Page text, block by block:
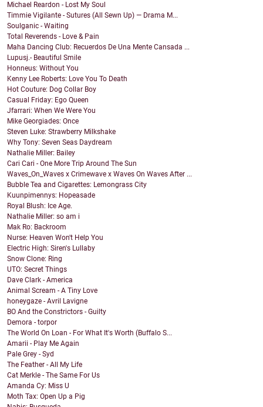
Michael Reardon - Lost My Soul
Timmie Vigilante - Sutures (All Sewn Up) — Drama M...
Soulganic - Waiting
Total Reverends - Love & Pain
Maha Dancing Club: Recuerdos De Una Mente Cansada ...
Lupusj.- Beautiful Smile
Honneus: Without You
Kenny Lee Roberts: Love You To Death
Hot Couture: Dog Collar Boy
Casual Friday: Ego Queen
Jfarrari: When We Were You
Mike Georgiades: Once
Steven Luke: Strawberry Milkshake
Why Tony: Seven Seas Daydream
Nathalie Miller: Bailey
Cari Cari - One More Trip Around The Sun
Waves_On_Waves x Crimewave x Waves On Waves After ...
Bubble Tea and Cigarettes: Lemongrass City
Kuunpimennys: Hopeasade
Royal Blush: Ice Age.
Nathalie Miller: so am i
Mak Ro: Backroom
Nurse: Heaven Won't Help You
Electric High: Siren's Lullaby
Snow Clone: Ring
UTO: Secret Things
Dave Clark - America
Animal Scream - A Tiny Love
honeygaze - Avril Lavigne
BO And the Constrictors - Guilty
Demora - torpor
The World On Loan - For What It's Worth (Buffalo S...
Amarii - Play Me Again
Pale Grey - Syd
The Feather - All My Life
Cat Merkle - The Same For Us
Amanda Cy: Miss U
Moth Tax: Open Up a Pig